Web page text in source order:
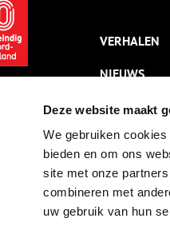
Deze website maakt
We gebruiken
bieden en om ons
site met onze
combineren met
uw gebruik van hun
VERHALEN
NIEUWS
KALENDER
THEMA’S
VIDEO’S